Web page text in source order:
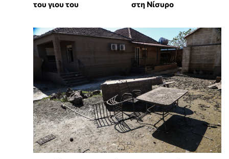
του γιου του
στη Νίσυρο